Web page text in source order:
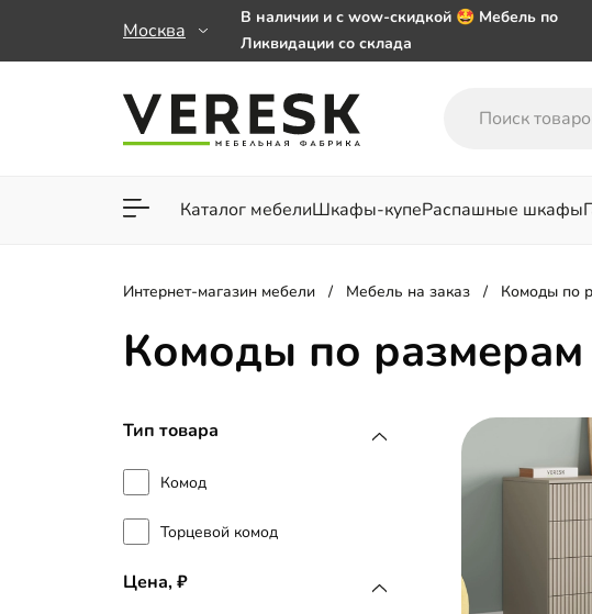
Москва
В наличии и с wow-скидкой 🤩 Мебель по
Ликвидации со склада
заказе от 50 000 ₽
Важно! Наш Whatsapp переехал на номер
Каталог мебелиШкафы-купеРаспашные шкафы
Для гостиной Для спальни
Интернет-магазин мебели Мебель на заказ Комоды по
Комоды по размерам
Тип товара
Комод
Торцевой комод
Цена,